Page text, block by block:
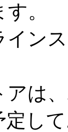
。
イン
は
し